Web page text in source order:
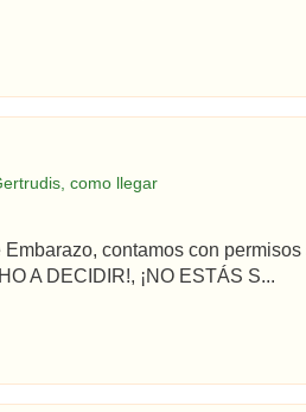
como llegar
contamos con
A DECIDIR!, ¡NO ESTÁS S...